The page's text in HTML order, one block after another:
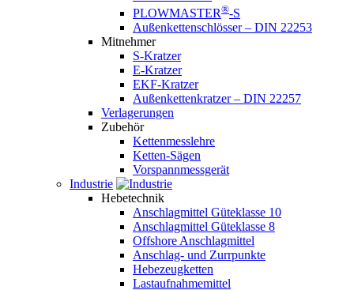
PLOWMASTER®-S
Außenkettenschlösser – DIN 22253
Mitnehmer
S-Kratzer
E-Kratzer
EKF-Kratzer
Außenkettenkratzer – DIN 22257
Verlagerungen
Zubehör
Kettenmesslehre
Ketten-Sägen
Vorspannmessgerät
Industrie
Hebetechnik
Anschlagmittel Güteklasse 10
Anschlagmittel Güteklasse 8
Offshore Anschlagmittel
Anschlag- und Zurrpunkte
Hebezeugketten
Lastaufnahmemittel